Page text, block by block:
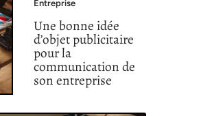
Entreprise
Une bonne idée
d’objet publicitaire
pour la
communication de
son entreprise